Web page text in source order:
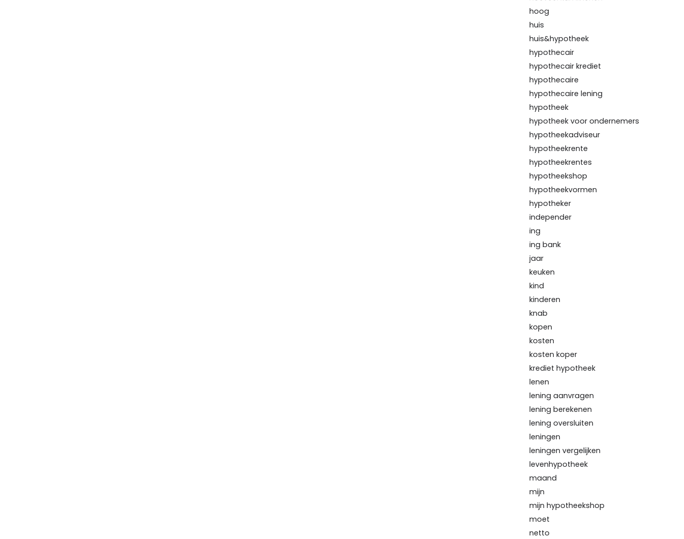
hoog
huis
huis&hypotheek
hypothecair
hypothecair krediet
hypothecaire
hypothecaire lening
hypotheek
hypotheek voor ondernemers
hypotheekadviseur
hypotheekrente
hypotheekrentes
hypotheekshop
hypotheekvormen
hypotheker
independer
ing
ing bank
jaar
keuken
kind
kinderen
knab
kopen
kosten
kosten koper
krediet hypotheek
lenen
lening aanvragen
lening berekenen
lening oversluiten
leningen
leningen vergelijken
levenhypotheek
maand
mijn
mijn hypotheekshop
moet
netto